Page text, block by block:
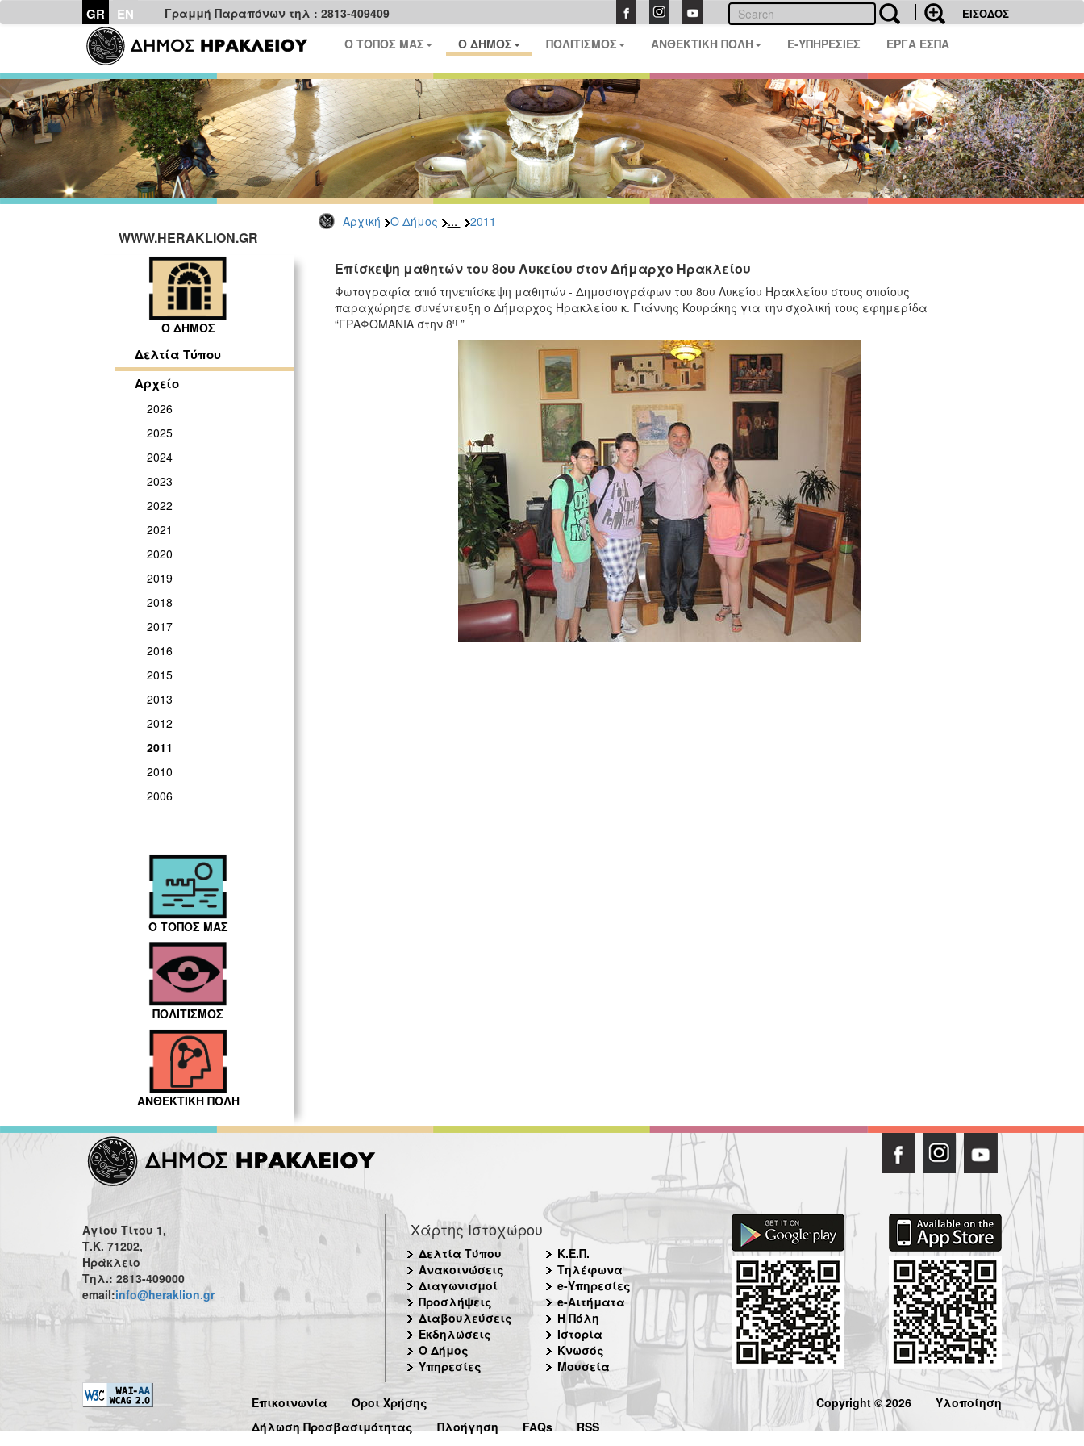
GR EN Γραμμή Παραπόνων τηλ : 2813-409409 ΕΙΣΟΔΟΣ
Ο ΤΟΠΟΣ ΜΑΣ Ο ΔΗΜΟΣ ΠΟΛΙΤΙΣΜΟΣ ΑΝΘΕΚΤΙΚΗ ΠΟΛΗ E-ΥΠΗΡΕΣΙΕΣ ΕΡΓΑ ΕΣΠΑ
Αρχική Ο Δήμος ... 2011
WWW.HERAKLION.GR
Ο ΔΗΜΟΣ
Δελτία Τύπου
Αρχείο
2026
2025
2024
2023
2022
2021
2020
2019
2018
2017
2016
2015
2013
2012
2011
2010
2006
Ο ΤΟΠΟΣ ΜΑΣ
ΠΟΛΙΤΙΣΜΟΣ
ΑΝΘΕΚΤΙΚΗ ΠΟΛΗ
Επίσκεψη μαθητών του 8ου Λυκείου στον Δήμαρχο Ηρακλείου
Φωτογραφία από τηνεπίσκεψη μαθητών - Δημοσιογράφων του 8ου Λυκείου Ηρακλείου στους οποίους
παραχώρησε συνέντευξη ο Δήμαρχος Ηρακλείου κ. Γιάννης Κουράκης για την σχολική τους εφημερίδα
“ΓΡΑΦΟΜΑΝΙΑ στην 8η ”
Αγίου Τίτου 1,
Τ.Κ. 71202,
Ηράκλειο
Τηλ.: 2813-409000
email:info@heraklion.gr
Χάρτης Ιστοχώρου
Δελτία Τύπου
Ανακοινώσεις
Διαγωνισμοί
Προσλήψεις
Διαβουλεύσεις
Εκδηλώσεις
Ο Δήμος
Υπηρεσίες
Κ.Ε.Π.
Τηλέφωνα
e-Υπηρεσίες
e-Αιτήματα
Η Πόλη
Ιστορία
Κνωσός
Μουσεία
Επικοινωνία
Όροι Χρήσης
Δήλωση Προσβασιμότητας
Πλοήγηση FAQs RSS
Copyright © 2026 Υλοποίηση